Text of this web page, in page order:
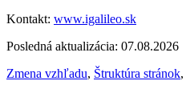
Kontakt: www.igalileo.sk
Posledná aktualizácia: 07.08.2026
Zmena vzhľadu, Štruktúra stránok,